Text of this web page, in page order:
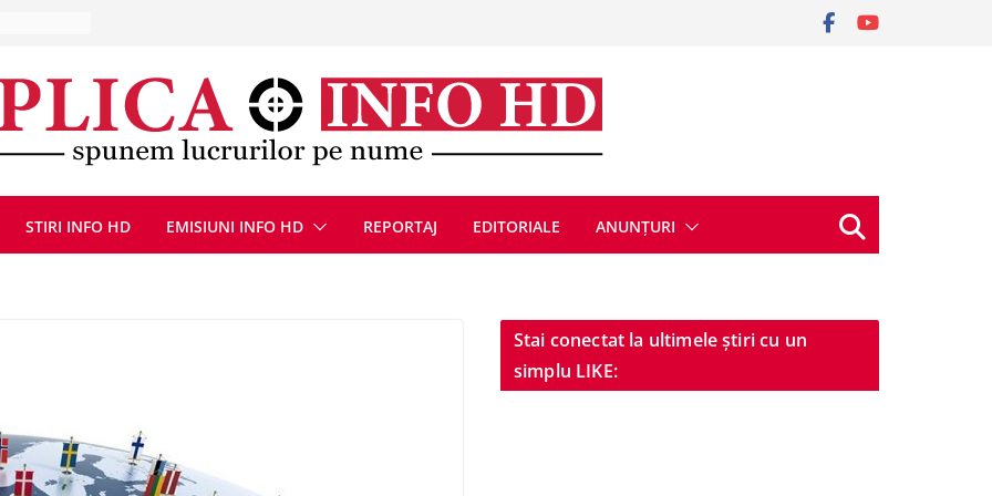
din
cu
DIN
STIRI INFO HD EMISIUNI INFO HD REPORTAJ EDITORIALE ANUNȚURI
Stai conectat la ultimele știri cu un
simplu LIKE: